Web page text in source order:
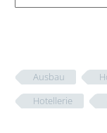
Ausbau
Hotellerie